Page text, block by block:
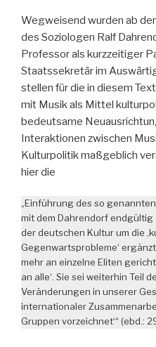
Wegweisend wurden ab
des Soziologen Ralf
Professor als kurzzeitiger
Staatssekretär im
stellen für die in diesem
mit Musik als Mittel
bedeutsame
Interaktionen zwischen
Kulturpolitik maßgeblich
hier die
„Einführung des so
mit dem Dahrendorf endgültig
der deutschen Kultur um die
Gegenwartsprobleme‘
mehr an einzelne Eliten
an alle‘. Sie sei weiterhin Teil
Veränderungen in unserer
internationaler
Gruppen vorzeichnet‘“ (ebd.: